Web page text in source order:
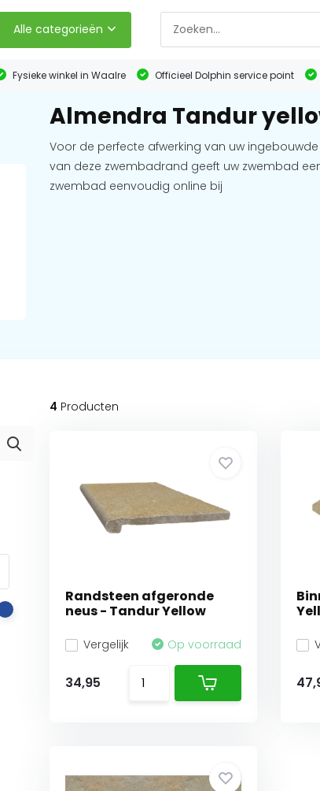
Alle categorieën
Fysieke winkel in Waalre Officieel Dolphin service point
Almendra Tandur
Voor de perfecte afwerking van uw
van deze zwembadrand geeft uw zwembad
zwembad eenvoudig online bij
4 Producten
Randsteen afgeronde
neus - Tandur Yellow
Vergelijk Op voorraad
34,95